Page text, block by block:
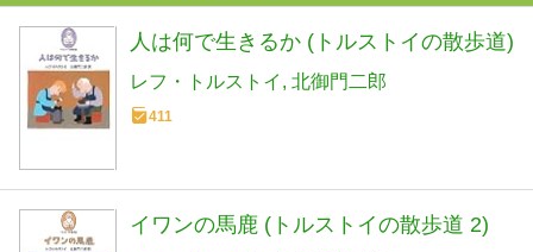
人は何で生きるか (トルストイの散歩道)
レフ・トルストイ 北御門二郎
411
イワンの馬鹿 (トルストイの散歩道 2)